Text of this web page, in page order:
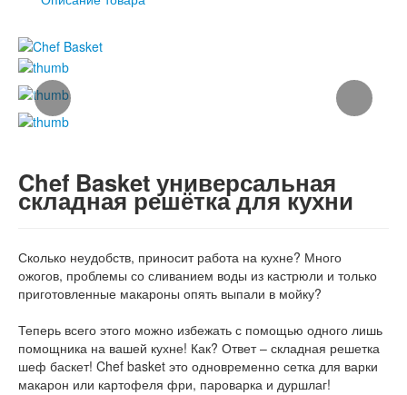
Chef Basket универсальная
складная решётка для кухни
Сколько неудобств, приносит работа на кухне? Много
ожогов, проблемы со сливанием воды из кастрюли и только
приготовленные макароны опять выпали в мойку?
Теперь всего этого можно избежать с помощью одного лишь
помощника на вашей кухне! Как? Ответ – складная решетка
шеф баскет! Chef basket это одновременно сетка для варки
макарон или картофеля фри, пароварка и дуршлаг!